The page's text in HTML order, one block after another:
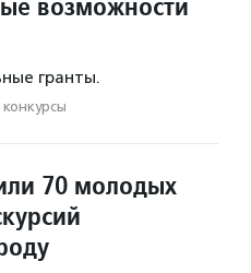
гранты.
70 молодых